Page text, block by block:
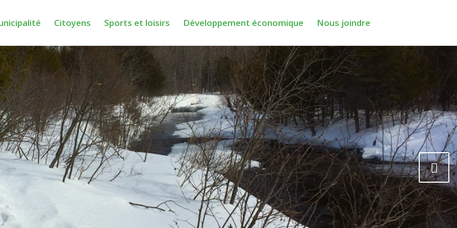
Citoyens Sports et loisirs Développement économique Nous joindre
Next